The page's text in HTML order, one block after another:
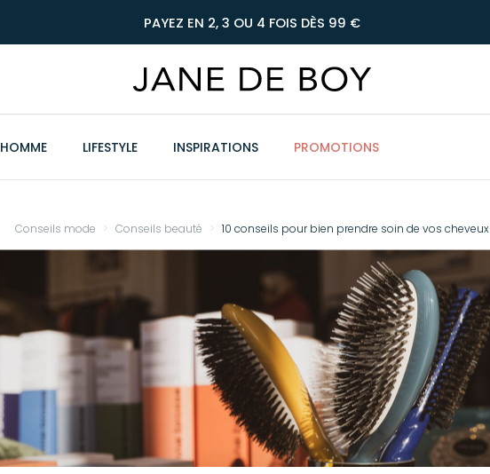
PAYEZ EN 2, 3 OU 4 FOIS DÈS 99 €
HOMME LIFESTYLE INSPIRATIONS PROMOTIONS
Conseils mode Conseils beauté 10 conseils pour bien prendre soin de vos cheveux